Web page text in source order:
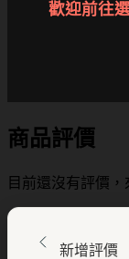
歡迎前往
商品評價
目前還沒有評價
新增評價